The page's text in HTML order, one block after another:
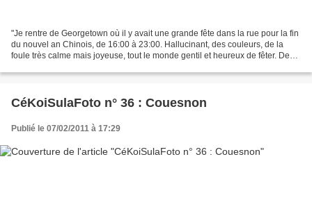
"Je rentre de Georgetown où il y avait une grande fête dans la rue pour la fin
du nouvel an Chinois, de 16:00 à 23:00. Hallucinant, des couleurs, de la
foule très calme mais joyeuse, tout le monde gentil et heureux de fêter. Des
CéKoiSulaFoto n° 36 : Couesnon
Publié le 07/02/2011 à 17:29